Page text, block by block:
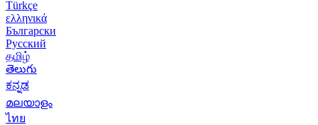
Türkçe
ελληνικά
Български
Русский
தமிழ்
తెలుగు
ಕನ್ನಡ
മലയാളം
ไทย